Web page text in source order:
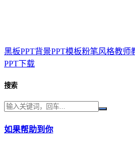
黑板PPT背景PPT模板粉笔风格教
PPT下载
搜索
如果帮助到你